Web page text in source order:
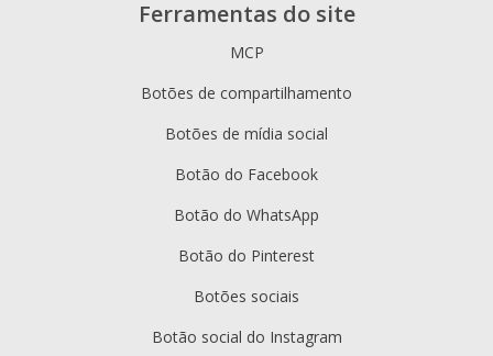
Ferramentas do site
MCP
Botões de compartilhamento
Botões de mídia social
Botão do Facebook
Botão do WhatsApp
Botão do Pinterest
Botões sociais
Botão social do Instagram